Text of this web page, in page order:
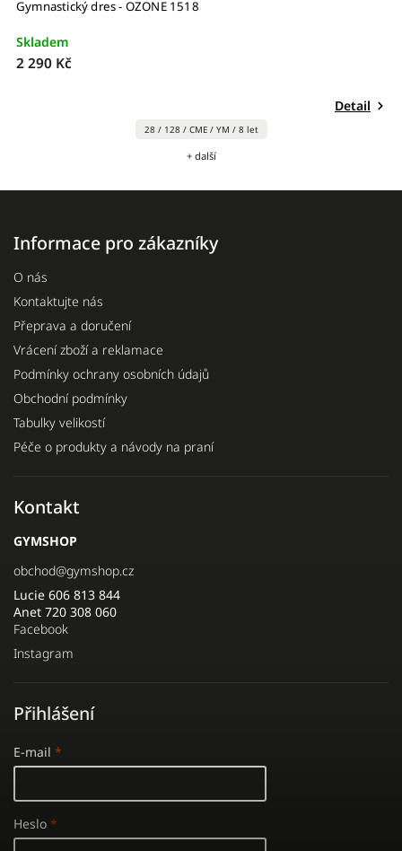
Gymnastický dres - OZONE 1518
Skladem
2 290 Kč
Detail
28 / 128 / CME / YM / 8 let
+ další
Informace pro zákazníky
O nás
Kontaktujte nás
Přeprava a doručení
Vrácení zboží a reklamace
Podmínky ochrany osobních údajů
Obchodní podmínky
Tabulky velikostí
Péče o produkty a návody na praní
Kontakt
GYMSHOP
obchod@gymshop.cz
Lucie 606 813 844
Anet 720 308 060
Facebook
Instagram
Přihlášení
E-mail
Heslo